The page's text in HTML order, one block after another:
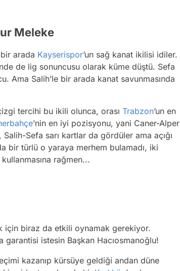
Meleke
arada Kayserispor’un sağ kanat ikilisi idiler.
de lig sonuncusu olarak küme düştü. Sefa
Ama Salih’le bir arada kanat savunmasında
tercihi bu ikili olunca, orası Trabzon’un en
’nin en iyi pozisyonu, yani Caner-Alper
Sefa sarı kartlar da gördüler ama açığı
bir türlü o yaraya merhem bulamadı, iki
rağmen...
için biraz da etkili oynamak gerekiyor.
garantisi istesin Başkan Hacıosmanoğlu!
kazanıp kürsüye geldiği andan düne